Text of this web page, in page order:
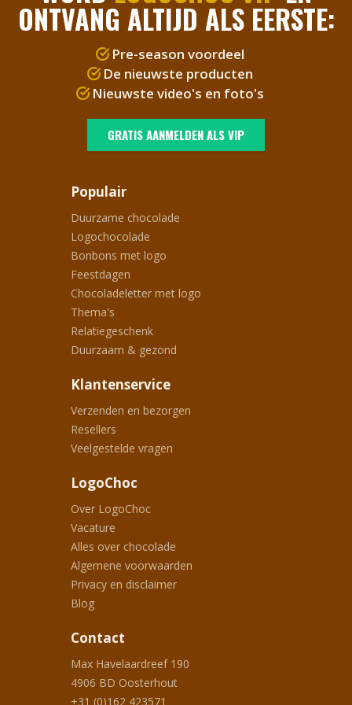
ONTVANG ALTIJD ALS EERSTE:
Pre-season voordeel
De nieuwste producten
Nieuwste video's en foto's
GRATIS AANMELDEN ALS VIP
Populair
Duurzame chocolade
Logochocolade
Bonbons met logo
Feestdagen
Chocoladeletter met logo
Thema's
Relatiegeschenk
Duurzaam & gezond
Klantenservice
Verzenden en bezorgen
Resellers
Veelgestelde vragen
LogoChoc
Over LogoChoc
Vacature
Alles over chocolade
Algemene voorwaarden
Privacy en disclaimer
Blog
Contact
Max Havelaardreef 190
4906 BD Oosterhout
+31 (0)162 423571